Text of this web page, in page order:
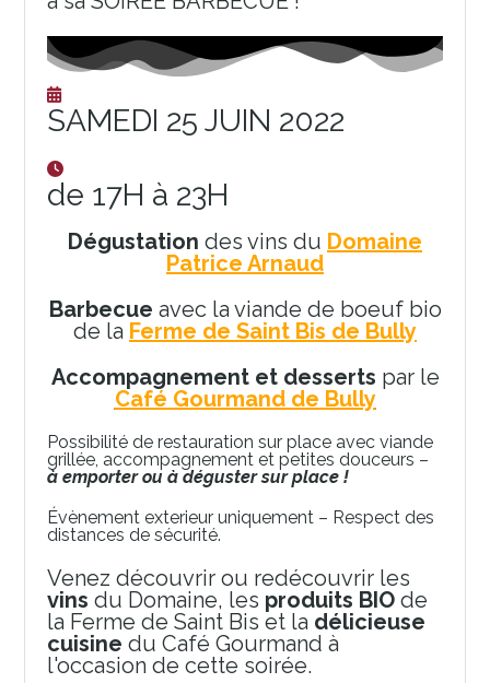
SAMEDI 25 JUIN 2022
de 17H à 23H
Dégustation des vins du Domaine
Patrice Arnaud
Barbecue avec la viande de boeuf bio
de la Ferme de Saint Bis de Bully
Accompagnement et desserts par le
Café Gourmand de Bully
Possibilité de restauration sur place avec viande
grillée, accompagnement et petites douceurs –
à emporter ou à déguster sur place !
Évènement exterieur uniquement – Respect des
distances de sécurité.
Venez découvrir ou redécouvrir les
vins du Domaine, les produits BIO de
la Ferme de Saint Bis et la délicieuse
cuisine du Café Gourmand à
l'occasion de cette soirée.